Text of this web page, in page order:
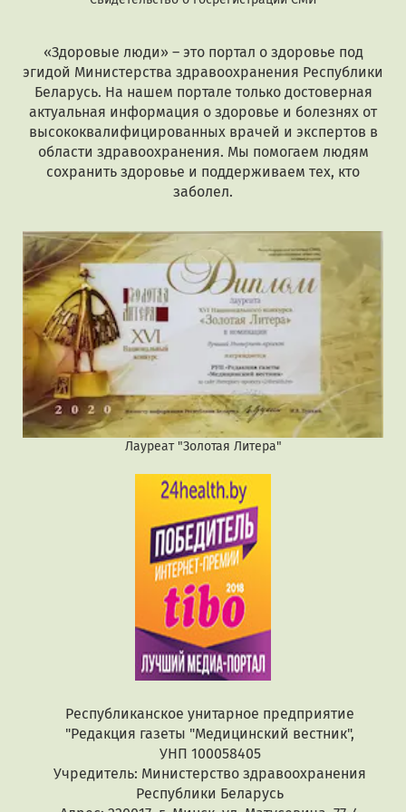
«Здоровые люди» – это портал о здоровье под
эгидой Министерства здравоохранения Республики
Беларусь. На нашем портале только достоверная
актуальная информация о здоровье и болезнях от
высококвалифицированных врачей и экспертов в
области здравоохранения. Мы помогаем людям
сохранить здоровье и поддерживаем тех, кто
заболел.
Лауреат "Золотая Литера"
Республиканское унитарное предприятие
"Редакция газеты "Медицинский вестник",
УНП 100058405
Учредитель: Министерство здравоохранения
Республики Беларусь